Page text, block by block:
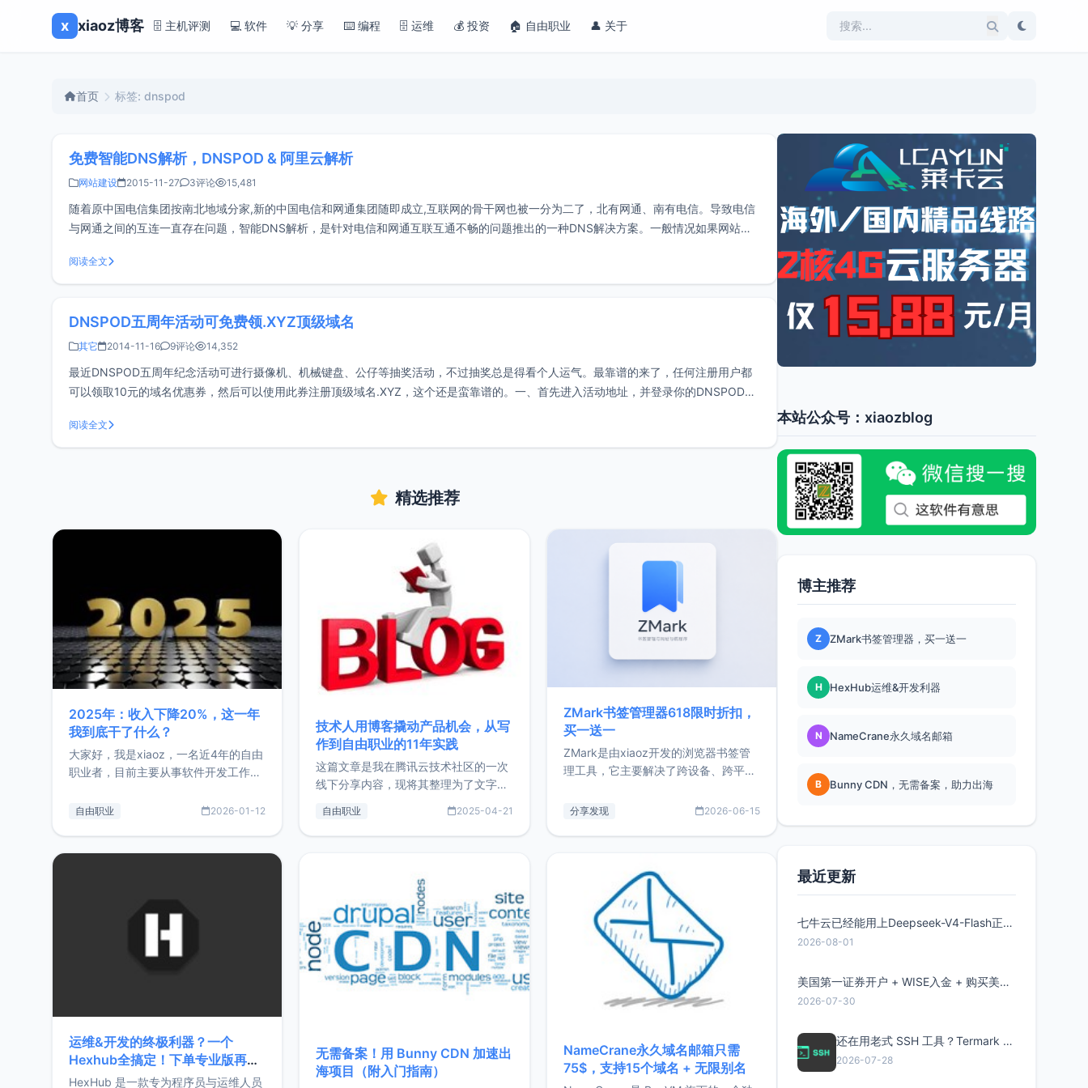
x xiaoz博客 🗄️ 主机评测 💻 软件 💡 分享 ⌨️ 编程 🗄️ 运维 💰 投资 🏠 自由职业 👤 关于
首页 标签: dnspod
免费智能DNS解析，DNSPOD & 阿里云解析
网站建设 2015-11-27 3评论 15,481
随着原中国电信集团按南北地域分家,新的中国电信和网通集团随即成立,互联网的骨干网也被一分为二了，北有网通、南有电信。导致电信
与网通之间的互连一直存在问题，智能DNS解析，是针对电信和网通互联互通不畅的问题推出的一种DNS解决方案。一般情况如果网站访
阅读全文
DNSPOD五周年活动可免费领.XYZ顶级域名
其它 2014-11-16 9评论 14,352
最近DNSPOD五周年纪念活动可进行摄像机、机械键盘、公仔等抽奖活动，不过抽奖总是得看个人运气。最靠谱的来了，任何注册用户都
可以领取10元的域名优惠券，然后可以使用此券注册顶级域名.XYZ，这个还是蛮靠谱的。一、首先进入活动地址，并登录你的DNSPOD帐
阅读全文
精选推荐
2025年：收入下降20%，这一年
我到底干了什么？
大家好，我是xiaoz，一名近4年的自由
职业者，目前主要从事软件开发工作。
的总结，内容主要包括：工作、学习、
自由职业 2026-01-12
技术人用博客撬动产品机会，从写
作到自由职业的11年实践
这篇文章是我在腾讯云技术社区的一次
线下分享内容，现将其整理为了文字
版，分享了写博客11年来的经历，以及
通过博客过渡到做产品和走向自由职业
的一个小故事。文中还首次公开了我的
前从事服务器运维相关工作，现在已经
转自由职业3年，目前
自由职业 2025-04-21
ZMark书签管理器618限时折扣，
买一送一
ZMark是由xiaoz开发的浏览器书签管
理工具，它主要解决了跨设备、跨平
做到一处部署、随处访问。同时，它还
量级： 使用Bun + Hono.js
分享发现 2026-06-15
运维&开发的终极利器？一个
Hexhub全搞定！下单专业版再赠
Zdir/OneNav授权
HexHub 是一款专为程序员与运维人员
无需备案！用 Bunny CDN 加速出
海项目（附入门指南）
NameCrane永久域名邮箱只需
75$，支持15个域名 + 无限别名
本站公众号：xiaozblog
博主推荐
Z ZMark书签管理器，买一送一
H HexHub运维&开发利器
N NameCrane永久域名邮箱
B Bunny CDN，无需备案，助力出海
最近更新
七牛云已经能用上Deepseek-V4-Flash正式版了，点此领取300万Token
2026-08-01
美国第一证券开户 + WISE入金 + 购买美股全流程分享
2026-07-30
还在用老式 SSH 工具？Termark 新一代跨平台智能SSH客户端了解一下
2026-07-28